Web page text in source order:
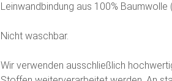
Leinwandbindung aus 100% Baumwolle
Nicht waschbar.
Wir verwenden ausschließlich